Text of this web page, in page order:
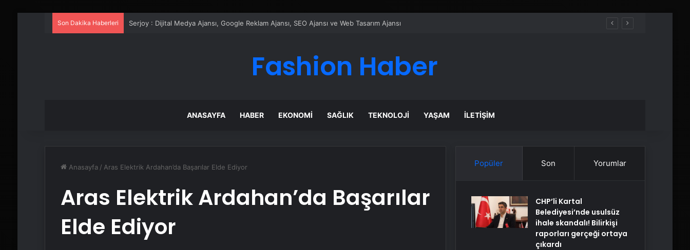
Son Dakika Haberleri UETDS Nedir ? Uetds.com İle Akıllı Dijital Taşımacılık Yazılımı
Fashion Haber
ANASAYFA HABER EKONOMI SAĞLIK TEKNOLOJI YAŞAM İLETIŞIM
Anasayfa / Aras Elektrik Ardahan’da Başarılar Elde Ediyor
Aras Elektrik Ardahan’da Başarılar
Elde Ediyor
Popüler Son Yorumlar
CHP’li Kartal
Belediyesi’nde usulsüz
ihale skandalı! Bilirkişi
raporları gerçeği ortaya
çıkardı